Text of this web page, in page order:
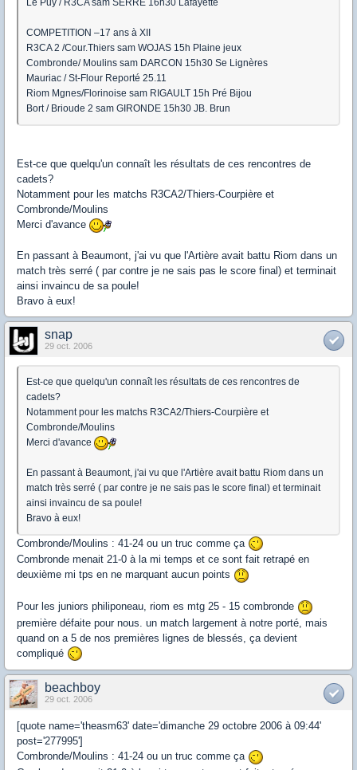
Le Puy / R3CA sam SERRE 16h30 Lafayette
COMPETITION –17 ans à XII
R3CA 2 /Cour.Thiers sam WOJAS 15h Plaine jeux
Combronde/ Moulins sam DARCON 15h30 Se Lignères
Mauriac / St-Flour Reporté 25.11
Riom Mgnes/Florinoise sam RIGAULT 15h Pré Bijou
Bort / Brioude 2 sam GIRONDE 15h30 JB. Brun
Est-ce que quelqu'un connaît les résultats de ces rencontres de
cadets?
Notamment pour les matchs R3CA2/Thiers-Courpière et
Combronde/Moulins
Merci d'avance
En passant à Beaumont, j'ai vu que l'Artière avait battu Riom dans un
match très serré ( par contre je ne sais pas le score final) et terminait
ainsi invaincu de sa poule!
Bravo à eux!
snap
29 oct. 2006
Est-ce que quelqu'un connaît les résultats de ces rencontres de
cadets?
Notamment pour les matchs R3CA2/Thiers-Courpière et
Combronde/Moulins
Merci d'avance
En passant à Beaumont, j'ai vu que l'Artière avait battu Riom dans un
match très serré ( par contre je ne sais pas le score final) et terminait
ainsi invaincu de sa poule!
Bravo à eux!
Combronde/Moulins : 41-24 ou un truc comme ça
Combronde menait 21-0 à la mi temps et ce sont fait retrapé en
deuxième mi tps en ne marquant aucun points
Pour les juniors philiponeau, riom es mtg 25 - 15 combronde
première défaite pour nous. un match largement à notre porté, mais
quand on a 5 de nos premières lignes de blessés, ça devient
compliqué
beachboy
29 oct. 2006
[quote name='theasm63' date='dimanche 29 octobre 2006 à 09:44'
post='277995']
Combronde/Moulins : 41-24 ou un truc comme ça